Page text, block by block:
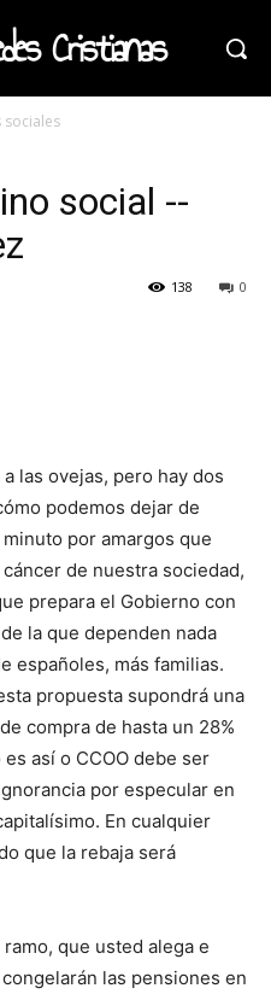
Cristianas
sociales
social --
0
138
las ovejas, pero hay dos
podemos dejar de
por amargos que
de nuestra sociedad,
prepara el Gobierno con
la que dependen nada
españoles, más familias.
propuesta supondrá una
compra de hasta un 28%
así o CCOO debe ser
por especular en
En cualquier
que la rebaja será
que usted alega e
las pensiones en